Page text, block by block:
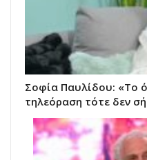
Σοφία Παυλίδου: «Το
τηλεόραση τότε δεν